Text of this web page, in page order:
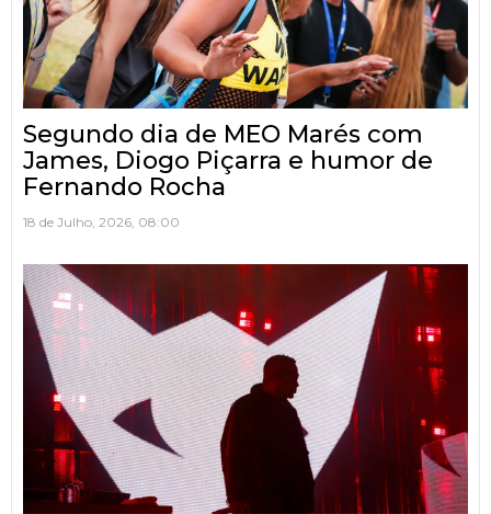
Segundo dia de MEO Marés com
James, Diogo Piçarra e humor de
Fernando Rocha
18 de Julho, 2026, 08:00